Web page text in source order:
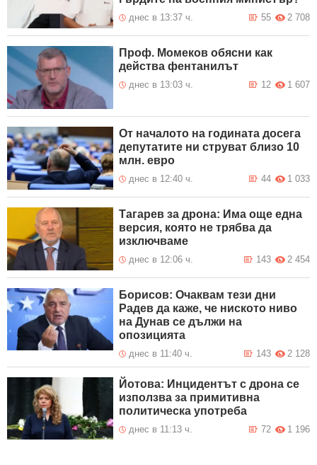
днес в 13:37 ч. 2 708
55
Проф. Момеков обясни как
действа фентанилът
днес в 13:03 ч. 1 607
12
От началото на годината досега
депутатите ни струват близо 10
млн. евро
днес в 12:40 ч. 1 033
44
Тагарев за дрона: Има още една
версия, която не трябва да
изключваме
днес в 12:06 ч. 2 454
143
Борисов: Очаквам тези дни
Радев да каже, че ниското ниво
на Дунав се дължи на
опозицията
днес в 11:40 ч. 2 128
143
Йотова: Инцидентът с дрона се
използва за примитивна
политическа употреба
днес в 11:13 ч. 1 196
72